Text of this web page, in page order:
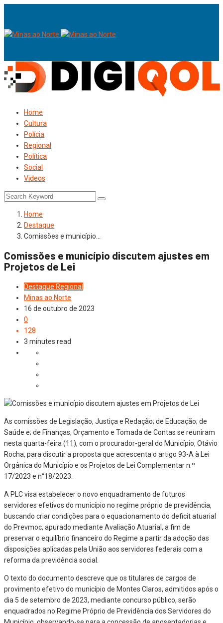
Home
Cultura
Polícia
Regional
Política
Social
Videos
Home
Destaque
Comissões e município…
Comissões e município discutem ajustes em
Projetos de Lei
Destaque Regional
Minas ao Norte
16 de outubro de 2023
0
128
3 minutes read
As comissões de Legislação, Justiça e Redação; de Educação; de
Saúde e; de Finanças, Orçamento e Tomada de Contas se reuniram
nesta quarta-feira (11), com o procurador-geral do Município, Otávio
Rocha, para discutir a proposta que acrescenta o artigo 93-A à Lei
Orgânica do Município e os Projetos de Lei Complementar n.º
17/2023 e n°18/2023.
A PLC visa estabelecer o novo enquadramento de futuros
servidores efetivos do município no regime próprio de previdência,
buscando criar condições para o equacionamento do deficit atuarial
do Prevmoc, apurado mediante Avaliação Atuarial, a fim de
preservar o equilíbrio financeiro do Regime a partir da adoção das
disposições aplicadas pela União aos servidores federais com a
reforma da previdência social.
O texto do documento descreve que os titulares de cargos de
provimento efetivo do município de Montes Claros, admitidos após o
dia 5 de setembro de 2023, mediante concurso público, serão
enquadrados no Regime Próprio de Previdência dos Servidores do